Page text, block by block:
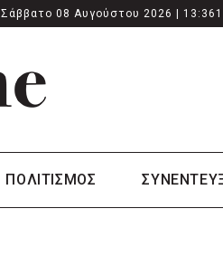
Σάββατο 08 Αυγούστου 2026 | 13:361
ΠΟΛΙΤΙΣΜΟΣ